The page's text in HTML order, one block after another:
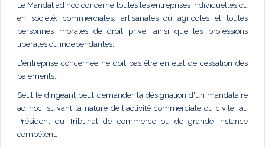
Le Mandat ad hoc concerne toutes les entreprises individuelles ou
en société, commerciales, artisanales ou agricoles et toutes
personnes morales de droit privé, ainsi que les professions
libérales ou indépendantes.
L'entreprise concernée ne doit pas être en état de cessation des
paiements.
Seul le dirigeant peut demander la désignation d'un mandataire
ad hoc, suivant la nature de l'activité commerciale ou civile, au
Président du Tribunal de commerce ou de grande Instance
compétent.